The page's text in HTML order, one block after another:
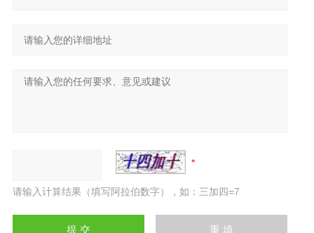
请输入计算结果（填写阿拉伯数字），如：三加四=7